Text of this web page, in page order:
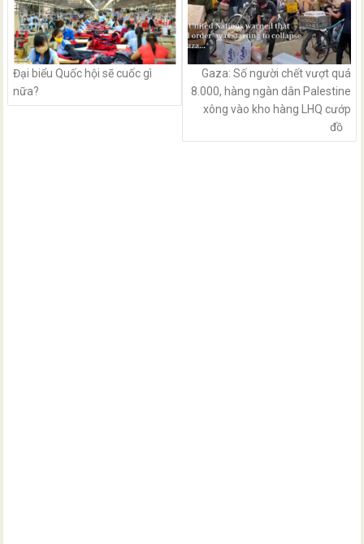
Đại biểu Quốc hội sẽ cuốc gì
nữa?
Gaza: Số người chết vượt quá
8.000, hàng ngàn dân Palestine
xông vào kho hàng LHQ cướp
đồ